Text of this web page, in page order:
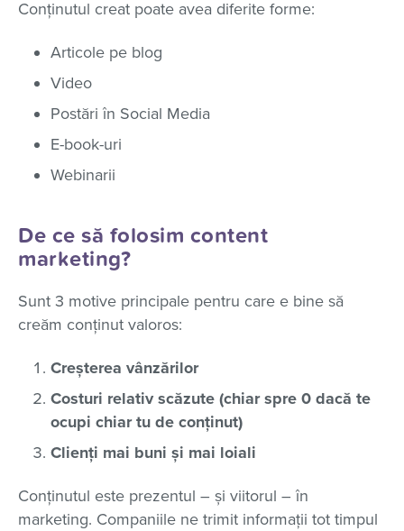
Conținutul creat poate avea diferite forme:
Articole pe blog
Video
Postări în Social Media
E-book-uri
Webinarii
De ce să folosim content
marketing?
Sunt 3 motive principale pentru care e bine să
creăm conținut valoros:
Creșterea vânzărilor
Costuri relativ scăzute (chiar spre 0 dacă te
ocupi chiar tu de conținut)
Clienți mai buni și mai loiali
Conținutul este prezentul – și viitorul – în
marketing. Companiile ne trimit informații tot timpul